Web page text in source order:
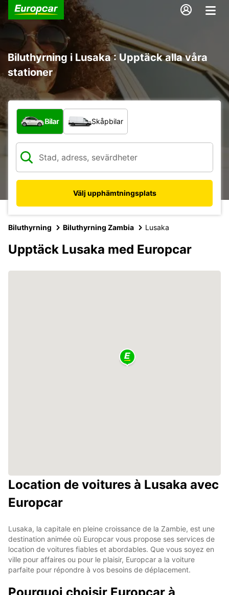
Biluthyrning i Lusaka : Upptäck alla våra
stationer
Vilken typ av fordon?
Bilar Skåpbilar
Välj upphämtningsplats
Biluthyrning Biluthyrning Zambia Lusaka
Upptäck Lusaka med Europcar
Location de voitures à Lusaka avec
Europcar
Lusaka, la capitale en pleine croissance de la Zambie, est une
destination animée où Europcar vous propose ses services de
location de voitures fiables et abordables. Que vous soyez en
ville pour affaires ou pour le plaisir, Europcar a la voiture
parfaite pour répondre à vos besoins de déplacement.